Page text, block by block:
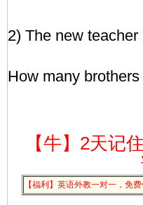
2) The new
How many
【牛】2天记
【福利】英语外教一对一，免